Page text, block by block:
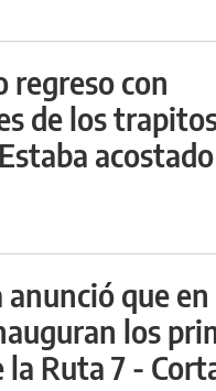
regreso con
de los
anunció que
los
la Ruta 7 -